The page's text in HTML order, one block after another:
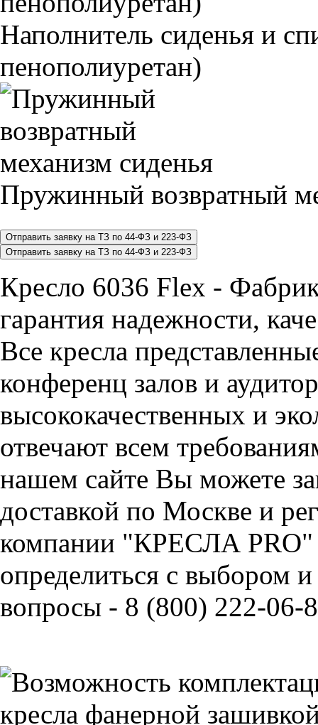
Наполнитель сиденья и
пенополиуретан)
Пружинный возвратный
Кресло 6036 Flex -
гарантия надежности,
Все кресла
конференц залов и
высококачественных и
отвечают всем
нашем сайте Вы можете
доставкой по Москве и
компании "КРЕСЛА PRO"
определиться с выбором
вопросы - 8 (800) 222-06-